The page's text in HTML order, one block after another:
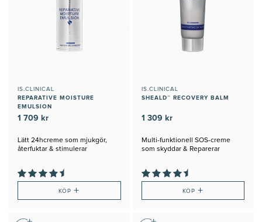
IS.CLINICAL
REPARATIVE MOISTURE
EMULSION
1 709 kr
Lätt 24hcreme som mjukgör,
återfuktar & stimulerar
KÖP+
IS.CLINICAL
SHEALD™ RECOVERY BALM
1 309 kr
Multi-funktionell SOS-creme
som skyddar & Reparerar
KÖP +